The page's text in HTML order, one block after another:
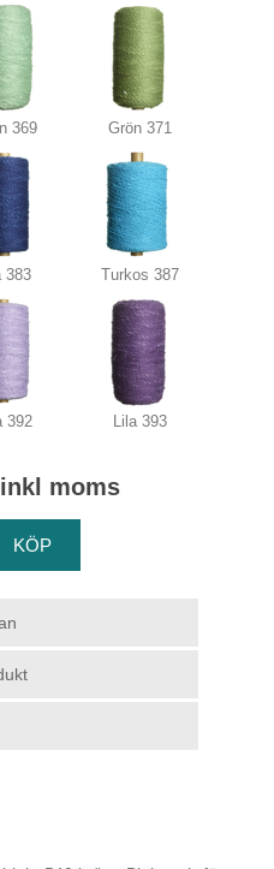
369 Grön 371
383 Turkos 387
392 Lila 393
moms